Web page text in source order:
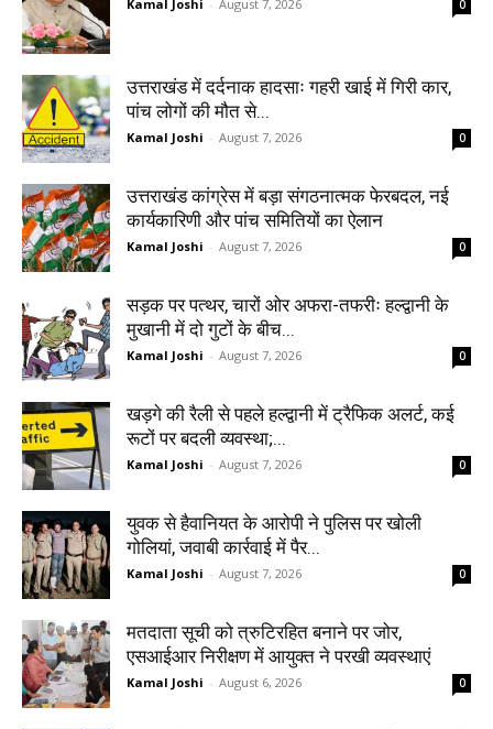
Kamal Joshi - August 7, 2026 0
उत्तराखंड में दर्दनाक हादसाः गहरी खाई में गिरी कार,
पांच लोगों की मौत से...
Kamal Joshi - August 7, 2026 0
उत्तराखंड कांग्रेस में बड़ा संगठनात्मक फेरबदल, नई
कार्यकारिणी और पांच समितियों का ऐलान
Kamal Joshi - August 7, 2026 0
सड़क पर पत्थर, चारों ओर अफरा-तफरीः हल्द्वानी के
मुखानी में दो गुटों के बीच...
Kamal Joshi - August 7, 2026 0
खड़गे की रैली से पहले हल्द्वानी में ट्रैफिक अलर्ट, कई
रूटों पर बदली व्यवस्था;...
Kamal Joshi - August 7, 2026 0
युवक से हैवानियत के आरोपी ने पुलिस पर खोली
गोलियां, जवाबी कार्रवाई में पैर...
Kamal Joshi - August 7, 2026 0
मतदाता सूची को त्रुटिरहित बनाने पर जोर,
एसआईआर निरीक्षण में आयुक्त ने परखी व्यवस्थाएं
Kamal Joshi - August 6, 2026 0